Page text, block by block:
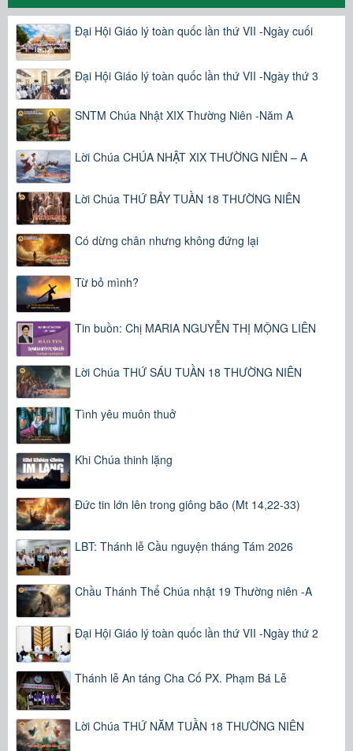
Đại Hội Giáo lý toàn quốc lần thứ VII -Ngày cuối
Đại Hội Giáo lý toàn quốc lần thứ VII -Ngày thứ 3
SNTM Chúa Nhật XIX Thường Niên -Năm A
Lời Chúa CHÚA NHẬT XIX THƯỜNG NIÊN – A
Lời Chúa THỨ BẢY TUẦN 18 THƯỜNG NIÊN
Có dừng chân nhưng không đứng lại
Từ bỏ mình?
Tin buồn: Chị MARIA NGUYỄN THỊ MỘNG LIÊN
Lời Chúa THỨ SÁU TUẦN 18 THƯỜNG NIÊN
Tình yêu muôn thuở
Khi Chúa thinh lặng
Đức tin lớn lên trong giông bão (Mt 14,22-33)
LBT: Thánh lễ Cầu nguyện tháng Tám 2026
Chầu Thánh Thể Chúa nhật 19 Thường niên -A
Đại Hội Giáo lý toàn quốc lần thứ VII -Ngày thứ 2
Thánh lễ An táng Cha Cố PX. Phạm Bá Lễ
Lời Chúa THỨ NĂM TUẦN 18 THƯỜNG NIÊN